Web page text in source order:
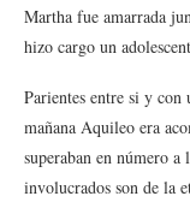
Martha fue amarrada
hizo cargo un
Parientes entre si y con
mañana Aquileo era
superaban en número
involucrados son de la